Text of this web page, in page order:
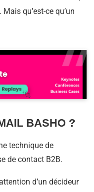
qu’est-ce qu’un
BASHO ?
technique de
de contact B2B.
d’un décideur